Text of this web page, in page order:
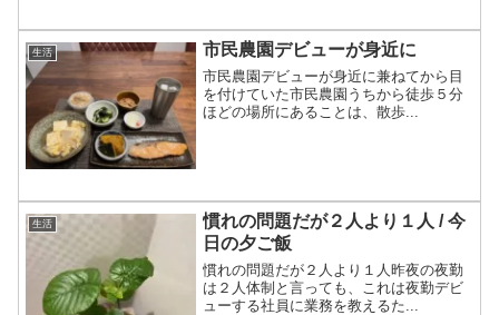
生活 市民農園デビューが身近に
市民農園デビューが身近に兼ねてから目
を付けていた市民農園うちから徒歩５分
ほどの場所にあることは、散歩...
生活
慣れの問題だが２人より１人 / 今
日の夕ご飯
慣れの問題だが２人より１人昨夜の夜勤
は２人体制と言っても、これは夜勤デビ
ューする社員に業務を教えるた...